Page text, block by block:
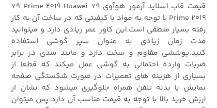
قیمت قاب اسلاید آرمور هوآوی Y9 Prime 2019 Huawei Y9
Prime 2019 با توجه به مواد با کیفیتی که در ساخت آن به کار
رفته بسیار منطقی است.این کاور عمر زیادی دارد و میتوانید
مدت زمان زیادی به عنوان سپر گوشی استفاده
کنید.پوششی مقاوم و سخت دارد و مانند سدی در برابر
ضربات وارده احتمالی به گوشی عمل میکند که قطعا از
بسیاری از هزینه های تعمیرات در صورت شکستگی صفحه
نمایش یا بدنه تلفن همراه جلوگیری میشود که نشان از
ارزش خرید بالا با توجه به قیمت مناسب آن دارد.پس میتوان